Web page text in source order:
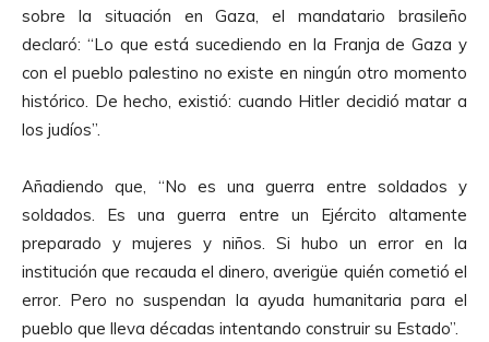
sobre la situación en Gaza, el mandatario brasileño
declaró: “Lo que está sucediendo en la Franja de Gaza y
con el pueblo palestino no existe en ningún otro momento
histórico. De hecho, existió: cuando Hitler decidió matar a
los judíos”.
Añadiendo que, “No es una guerra entre soldados y
soldados. Es una guerra entre un Ejército altamente
preparado y mujeres y niños. Si hubo un error en la
institución que recauda el dinero, averigüe quién cometió el
error. Pero no suspendan la ayuda humanitaria para el
pueblo que lleva décadas intentando construir su Estado”.